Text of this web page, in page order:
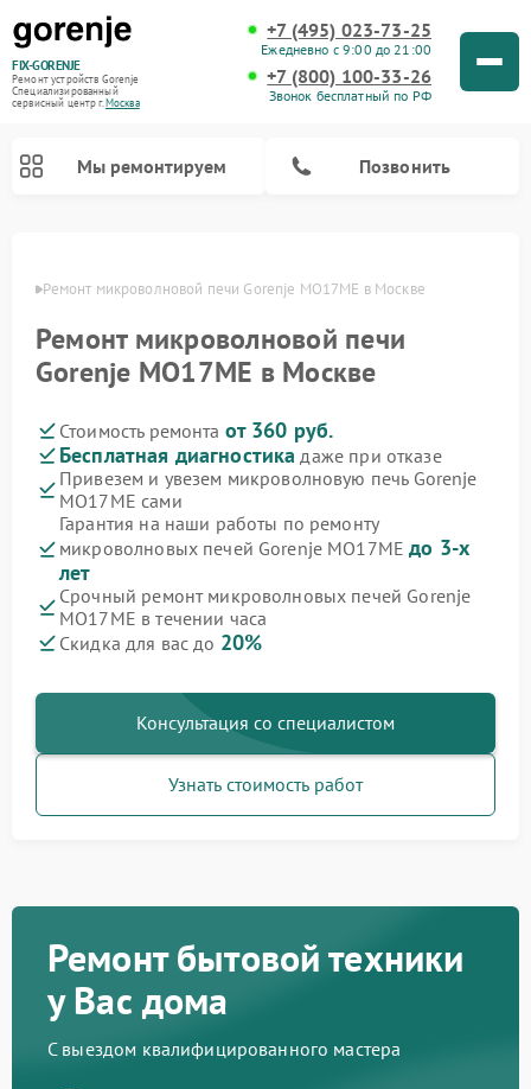
FIX-GORENJE
Ремонт устройств Gorenje
Специализированный
cервисный центр г.Москва
+7 (495) 023-73-25
Ежедневно с 9:00 до 21:00
+7 (800) 100-33-26
Звонок бесплатный по РФ
Мы ремонтируем Позвонить
Ремонт микроволновой печи Gorenje MO17ME в Москве
Ремонт микроволновой печи
Gorenje MO17ME в Москве
Стоимость ремонта от 360 руб.
Бесплатная диагностика даже при отказе
Привезем и увезем микроволновую печь Gorenje
MO17ME сами
Гарантия на наши работы по ремонту
микроволновых печей Gorenje MO17MEдо 3-х
лет
Срочный ремонт микроволновых печей Gorenje
MO17ME в течении часа
Скидка для вас до 20%
Консультация со специалистом
Узнать стоимость работ
Ремонт бытовой техники
у Вас дома
С выездом квалифицированного мастера